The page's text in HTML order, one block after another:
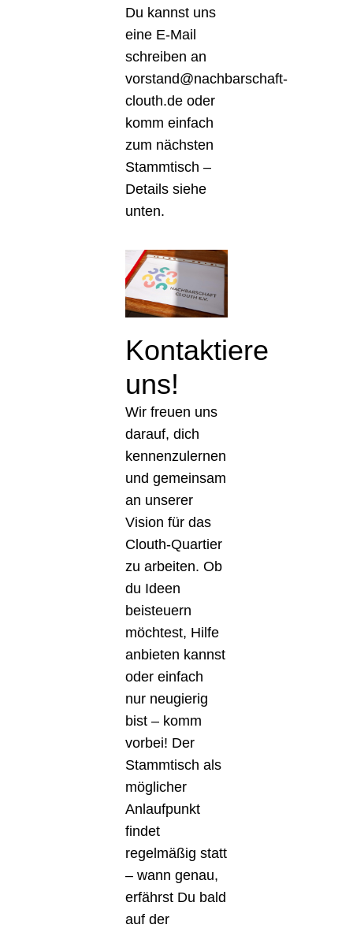
Du kannst uns
eine E-Mail
schreiben an
vorstand@nachbarschaft-
clouth.de oder
komm einfach
zum nächsten
Stammtisch –
Details siehe
unten.
Kontaktiere
uns!
Wir freuen uns
darauf, dich
kennenzulernen
und gemeinsam
an unserer
Vision für das
Clouth-Quartier
zu arbeiten. Ob
du Ideen
beisteuern
möchtest, Hilfe
anbieten kannst
oder einfach
nur neugierig
bist – komm
vorbei! Der
Stammtisch als
möglicher
Anlaufpunkt
findet
regelmäßig statt
– wann genau,
erfährst Du bald
auf der